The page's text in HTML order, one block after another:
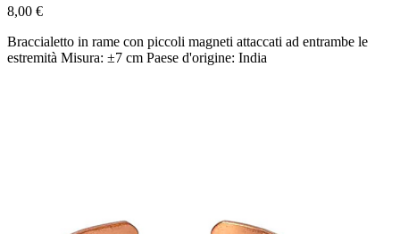
8,00 €
Braccialetto in rame con piccoli magneti attaccati ad entrambe le
estremità Misura: ±7 cm Paese d'origine: India